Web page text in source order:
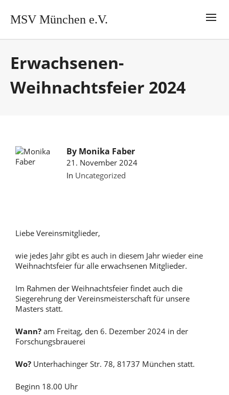
MSV München e.V.
Erwachsenen-
Weihnachtsfeier 2024
By Monika Faber
21. November 2024
In Uncategorized
Liebe Vereinsmitglieder,
wie jedes Jahr gibt es auch in diesem Jahr wieder eine
Weihnachtsfeier für alle erwachsenen Mitglieder.
Im Rahmen der Weihnachtsfeier findet auch die
Siegerehrung der Vereinsmeisterschaft für unsere
Masters statt.
Wann? am Freitag, den 6. Dezember 2024 in der
Forschungsbrauerei
Wo? Unterhachinger Str. 78, 81737 München statt.
Beginn 18.00 Uhr